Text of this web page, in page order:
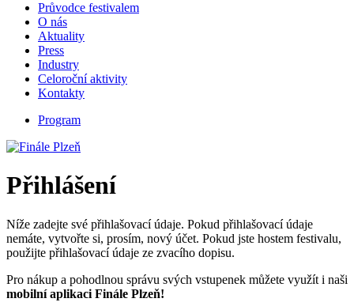
Průvodce festivalem
O nás
Aktuality
Press
Industry
Celoroční aktivity
Kontakty
Program
Přihlášení
Níže zadejte své přihlašovací údaje. Pokud přihlašovací údaje
nemáte, vytvořte si, prosím, nový účet. Pokud jste hostem festivalu,
použijte přihlašovací údaje ze zvacího dopisu.
Pro nákup a pohodlnou správu svých vstupenek můžete využít i naši
mobilní aplikaci Finále Plzeň!